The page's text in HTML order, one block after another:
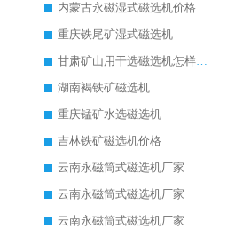
内蒙古永磁湿式磁选机价格
重庆铁尾矿湿式磁选机
甘肃矿山用干选磁选机怎样调磁
湖南褐铁矿磁选机
重庆锰矿水选磁选机
吉林铁矿磁选机价格
云南永磁筒式磁选机厂家
云南永磁筒式磁选机厂家
云南永磁筒式磁选机厂家